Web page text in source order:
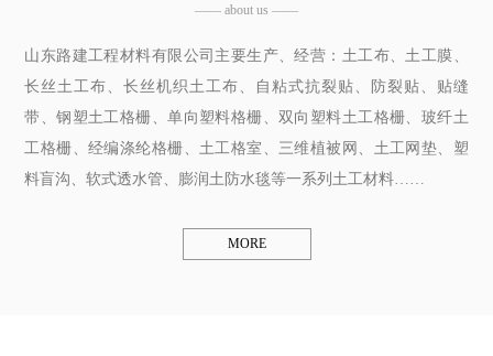
—— about us ——
山东路建工程材料有限公司主要生产、经营：土工布、土工膜、
长丝土工布、长丝机织土工布、自粘式抗裂贴、防裂贴、贴缝
带、钢塑土工格栅、单向塑料格栅、双向塑料土工格栅、玻纤土
工格栅、经编涤纶格栅、土工格室、三维植被网、土工网垫、塑
料盲沟、软式透水管、膨润土防水毯等一系列土工材料……
MORE